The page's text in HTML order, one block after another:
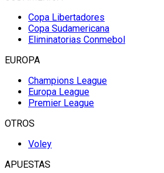
Copa Libertadores
Copa Sudamericana
Eliminatorias Conmebol
EUROPA
Champions League
Europa League
Premier League
OTROS
Voley
APUESTAS